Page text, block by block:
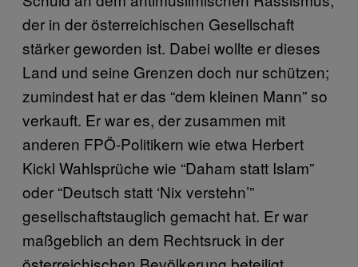
der in der österreichischen Gesellschaft
stärker geworden ist. Dabei wollte er dieses
Land und seine Grenzen doch nur schützen;
zumindest hat er das “dem kleinen Mann” so
verkauft. Er war es, der zusammen mit
anderen FPÖ-Politikern wie etwa Herbert
Kickl Wahlsprüche wie “Daham statt Islam”
oder “Deutsch statt ‘Nix verstehn’”
gesellschaftstauglich gemacht hat. Er war
maßgeblich an dem Rechtsruck in der